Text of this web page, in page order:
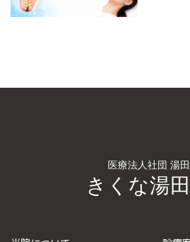
医療法人社団 湯
きくな湯